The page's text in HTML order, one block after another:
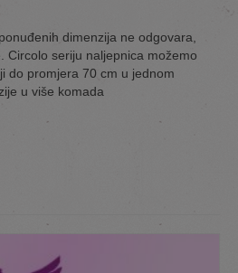
dimenzija ne odgovara,
Circolo seriju naljepnica možemo
do promjera 70 cm u jednom
u više komada